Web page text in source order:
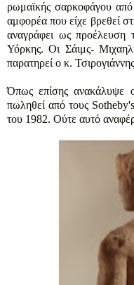
ρωμαϊκής σαρκοφάγου
αμφορέα που είχε βρεθεί
αναγράφει ως προέλευση
Υόρκης. Οι Σάιμς-
παρατηρεί ο κ.
Όπως επίσης ανακάλυψε
πωληθεί από τους
του 1982. Ούτε αυτό